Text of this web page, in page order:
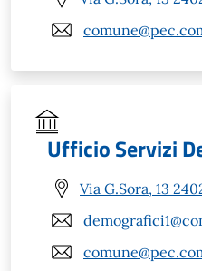
Ufficio Servizi
Via G.Sora, 13